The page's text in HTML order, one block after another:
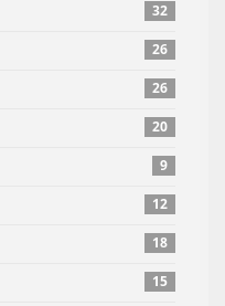
32
26
26
20
9
12
18
15